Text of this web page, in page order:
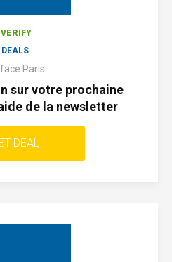
VERIFY
DEALS
Paris
sur votre prochaine
de la newsletter
DEAL